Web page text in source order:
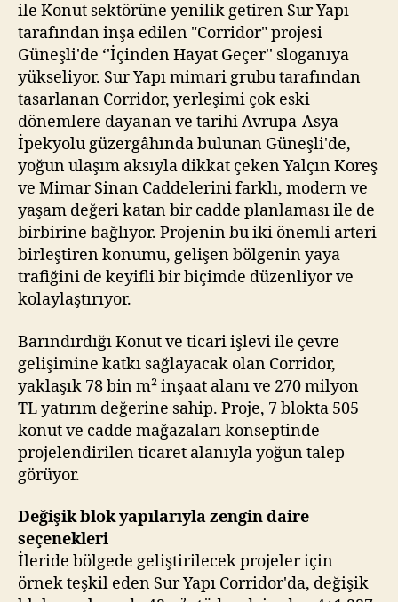
ile Konut sektörüne yenilik getiren Sur Yapı
tarafından inşa edilen "Corridor" projesi
Güneşli'de ‘'İçinden Hayat Geçer'' sloganıya
yükseliyor. Sur Yapı mimari grubu tarafından
tasarlanan Corridor, yerleşimi çok eski
dönemlere dayanan ve tarihi Avrupa-Asya
İpekyolu güzergâhında bulunan Güneşli'de,
yoğun ulaşım aksıyla dikkat çeken Yalçın Koreş
ve Mimar Sinan Caddelerini farklı, modern ve
yaşam değeri katan bir cadde planlaması ile de
birbirine bağlıyor. Projenin bu iki önemli arteri
birleştiren konumu, gelişen bölgenin yaya
trafiğini de keyifli bir biçimde düzenliyor ve
kolaylaştırıyor.
Barındırdığı Konut ve ticari işlevi ile çevre
gelişimine katkı sağlayacak olan Corridor,
yaklaşık 78 bin m² inşaat alanı ve 270 milyon
TL yatırım değerine sahip. Proje, 7 blokta 505
konut ve cadde mağazaları konseptinde
projelendirilen ticaret alanıyla yoğun talep
görüyor.
Değişik blok yapılarıyla zengin daire
seçenekleri
İleride bölgede geliştirilecek projeler için
örnek teşkil eden Sur Yapı Corridor'da, değişik